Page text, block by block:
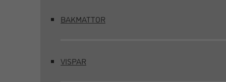
BAKMATTOR
VISPAR